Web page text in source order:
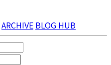
ARCHIVE BLOG HUB